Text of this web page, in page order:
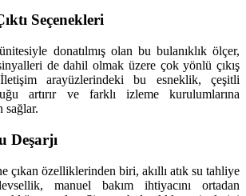
Seçenekleri
donatılmış olan bu bulanıklık ölçer,
de dahil olmak üzere çok yönlü çıkış
arayüzlerindeki bu esneklik, çeşitli
artırır ve farklı izleme kurulumlarına
sağlar.
Deşarjı
çıkan özelliklerinden biri, akıllı atık su tahliye
manuel bakım ihtiyacını ortadan